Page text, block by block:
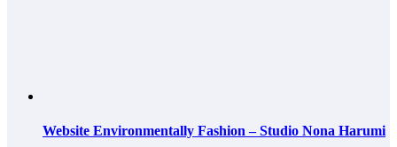
Website Environmentally Fashion – Studio Nona Harumi